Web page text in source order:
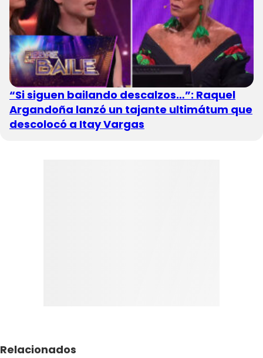
“Si siguen bailando descalzos…”: Raquel
Argandoña lanzó un tajante ultimátum que
descolocó a Itay Vargas
Relacionados